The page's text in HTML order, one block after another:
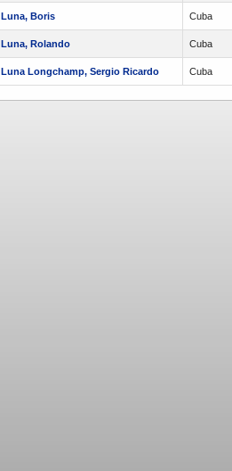
Luna, Boris Cuba
Luna, Rolando Cuba
Luna Longchamp, Sergio Ricardo Cuba